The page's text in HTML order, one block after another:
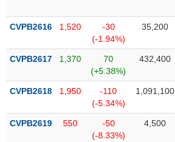
mục
ETF
Cổ
chi
tiết
Tổng
quan
CVPB2616 1,520
-30
(-1.94%)
35,200
CVPB2617 1,370
70
(+5.38%)
432,400
CVPB2618 1,950
-110
(-5.34%)
1,091,100
CVPB2619 550
-50
(-8.33%)
4,500
MỚI
Ngành
(-)
VS-